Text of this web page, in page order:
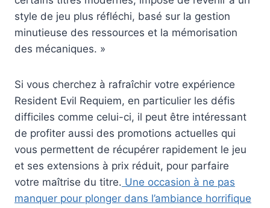
style de jeu plus réfléchi, basé sur la gestion
minutieuse des ressources et la mémorisation
des mécaniques. »
Si vous cherchez à rafraîchir votre expérience
Resident Evil Requiem, en particulier les défis
difficiles comme celui-ci, il peut être intéressant
de profiter aussi des promotions actuelles qui
vous permettent de récupérer rapidement le jeu
et ses extensions à prix réduit, pour parfaire
votre maîtrise du titre. Une occasion à ne pas
manquer pour plonger dans l’ambiance horrifique